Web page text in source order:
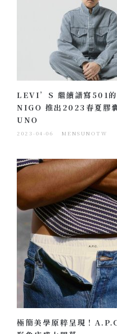
LEVI’S 繼續譜寫501的
NIGO 推出2023春夏膠
UNO
2023-04-06 MENSUNOTW
極簡美學原粹呈現！